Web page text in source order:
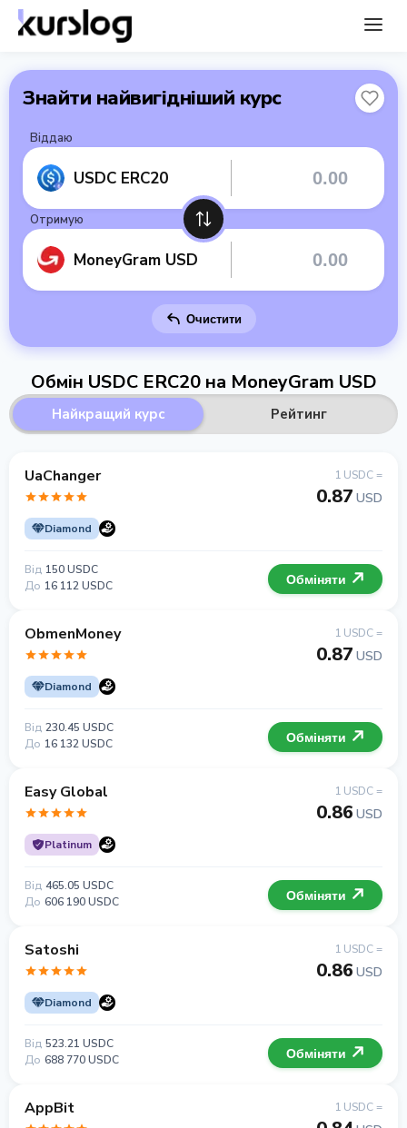
Знайти найвигідніший курс
Віддаю
USDC ERC20
Отримую
MoneyGram USD
Очистити
Обмін USDC ERC20 на MoneyGram USD
Найкращий курс Рейтинг
UaChanger
Diamond
1 USDC =
0.87 USD
Від 150 USDC
До 16 112 USDC Обміняти
ObmenMoney
Diamond
1 USDC =
0.87 USD
Від 230.45 USDC
До 16 132 USDC Обміняти
Easy Global
Platinum
1 USDC =
0.86 USD
Від 465.05 USDC
До 606 190 USDC Обміняти
Satoshi
Diamond
1 USDC =
0.86 USD
Від 523.21 USDC
До 688 770 USDC Обміняти
AppBit 1 USDC =